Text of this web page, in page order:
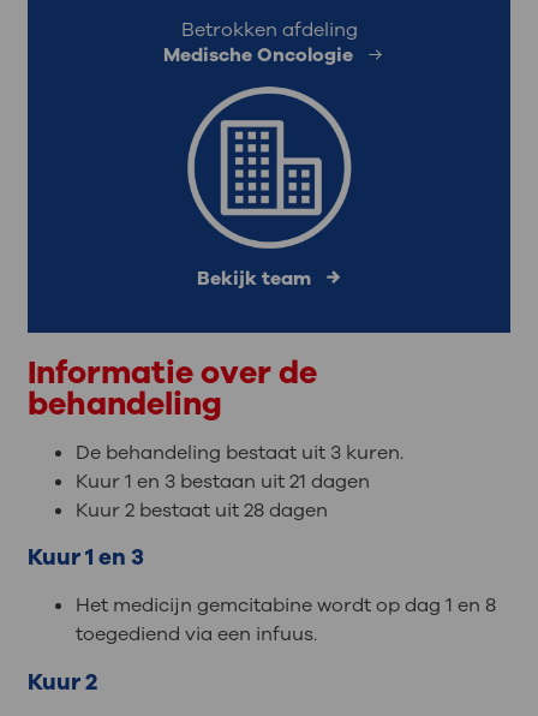
Betrokken afdeling
Medische Oncologie
Bekijk team
Informatie over de
behandeling
De behandeling bestaat uit 3 kuren.
Kuur 1 en 3 bestaan uit 21 dagen
Kuur 2 bestaat uit 28 dagen
Kuur 1 en 3
Het medicijn gemcitabine wordt op dag 1 en 8
toegediend via een infuus.
Kuur 2